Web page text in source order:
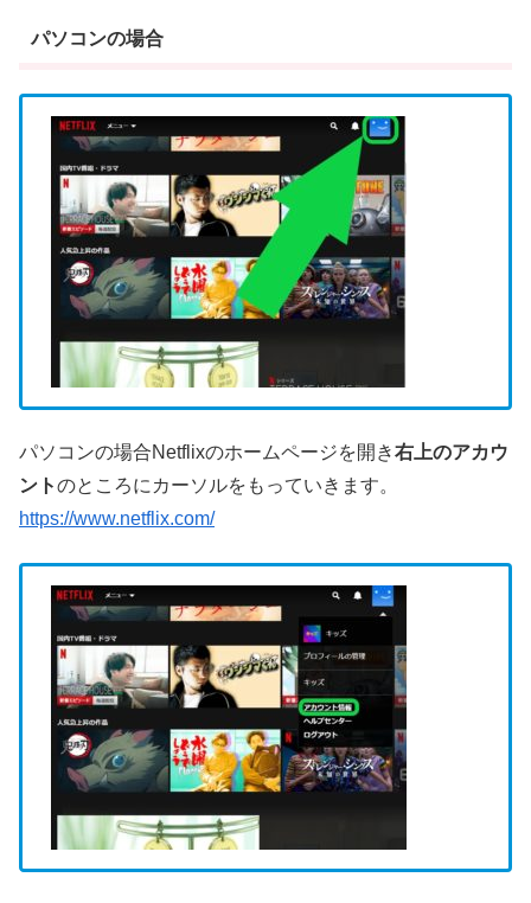
パソコンの場合
パソコンの場合Netflixのホームページを開き右上のアカウ
ントのところにカーソルをもっていきます。
https://www.netflix.com/